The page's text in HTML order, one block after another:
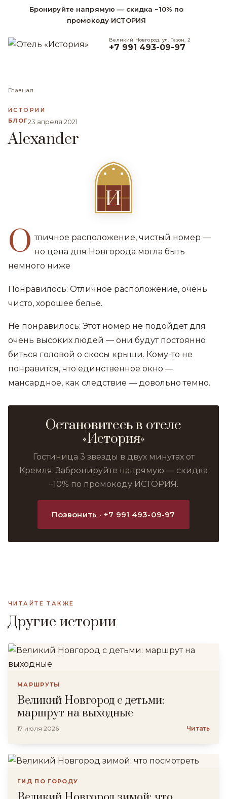
Бронируйте напрямую — скидка −10% по
промокоду ИСТОРИЯ
Великий Новгород, ул. Газон, 2
+7 991 493-09-97
Главная
ИСТОРИИ
БЛОГ23 апреля 2021
Alexander
И
О тличное расположение, чистый номер —
но цена для Новгорода могла быть
немного ниже
Понравилось: Отличное расположение, очень
чисто, хорошее белье.
Не понравилось: Этот номер не подойдет для
очень высоких людей — они будут постоянно
биться головой о скосы крыши. Кому-то не
понравится, что единственное окно —
мансардное, как следствие — довольно темно.
Остановитесь в отеле
«История»
Гостиница 3 звезды в двух минутах от
Кремля. Забронируйте напрямую — скидка
−10% по промокоду ИСТОРИЯ.
Позвонить · +7 991 493-09-97
ЧИТАЙТЕ ТАКЖЕ
Другие истории
МАРШРУТЫ
Великий Новгород с детьми:
маршрут на выходные
17 июля 2026 Читать
ГИД ПО ГОРОДУ